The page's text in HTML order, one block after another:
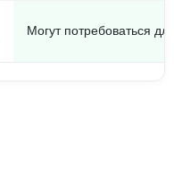
Могут потребоваться